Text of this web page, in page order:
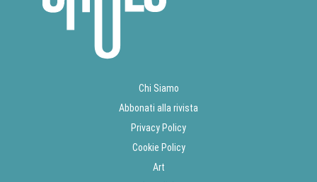
Chi Siamo
Abbonati alla rivista
Privacy Policy
Cookie Policy
Art